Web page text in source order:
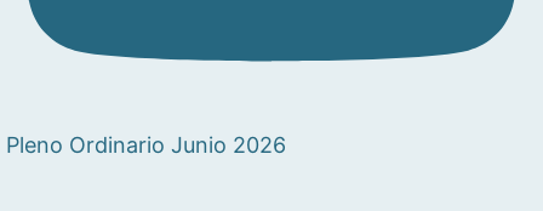
Pleno Ordinario Junio 2026